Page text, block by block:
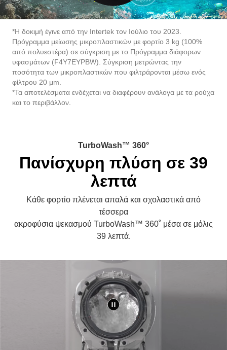
*Η δοκιμή έγινε από την Intertek τον Ιούλιο του 2023.
Πρόγραμμα μείωσης μικροπλαστικών με φορτίο 3 kg (100%
από πολυεστέρα) σε σύγκριση με το Πρόγραμμα διάφορων
υφασμάτων (F4Y7EYPBW). Σύγκριση μετρώντας την
ποσότητα των μικροπλαστικών που φιλτράρονται μέσω ενός
φίλτρου 20 μm.
*Τα αποτελέσματα ενδέχεται να διαφέρουν ανάλογα με τα ρούχα
και το περιβάλλον.
TurboWash™ 360°
Πανίσχυρη πλύση σε 39
λεπτά
Κάθε φορτίο πλένεται απαλά και σχολαστικά από
τέσσερα
ακροφύσια ψεκασμού TurboWash™ 360˚ μέσα σε μόλις
39 λεπτά.